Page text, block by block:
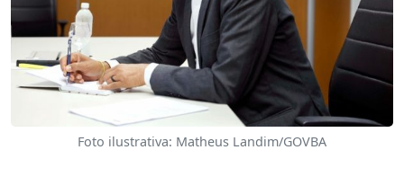
Foto ilustrativa: Matheus Landim/GOVBA